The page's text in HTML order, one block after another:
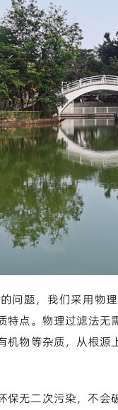
问题，我们采用物
特点。物理过滤法
机物等杂质，从根
保无二次污染，不